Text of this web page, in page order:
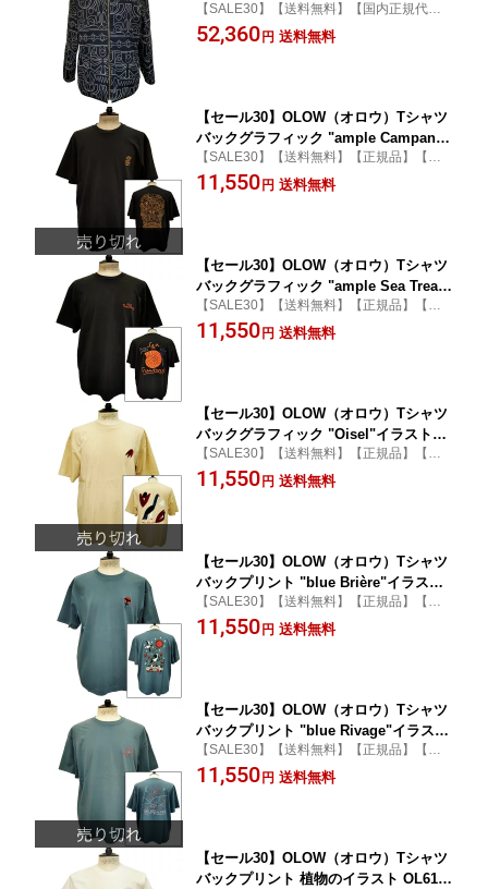
パリのブランド OL614001-81 ネイビー
オーガニックコットン ステッチ刺繍柄
【SALE30】【送料無料】【国内正規代理
店品】【カジュアル】【おしゃれ】
52,360 円 送料無料
【セール30】OLOW（オロウ）Tシャツ
バックグラフィック "ample Campan
a"イラストプリント OL522503 ブラッ
ク 黒 コットン100% ゆったりシルエッ
【SALE30】【送料無料】【正規品】【カ
ジュアル】【tシャツ】【オーガニック】
【男女兼用】
11,550 円 送料無料
【セール30】OLOW（オロウ）Tシャツ
バックグラフィック "ample Sea Treas
ure"イラストプリント OL522509 ブラ
ック 黒x赤茶 コットン100% ゆったりシ
【SALE30】【送料無料】【正規品】【カ
ジュアル】【tシャツ】【オーガニック】
【男女兼用】
11,550 円 送料無料
【セール30】OLOW（オロウ）Tシャツ
バックグラフィック "Oisel"イラスト刺
繍 OL522517 クリーム色 コットン100%
ゆったりシルエット Alizée Cayla アリ
【SALE30】【送料無料】【正規品】【カ
ジュアル】【tシャツ】【オーガニック】
【男女兼用】
11,550 円 送料無料
【セール30】OLOW（オロウ）Tシャツ
バックプリント "blue Brière"イラスト
OL522519 ブルー コットン100% ゆった
りシルエット Jasper Van Gestel ジャス
【SALE30】【送料無料】【正規品】【カ
ジュアル】【tシャツ】【オーガニック】
【男女兼用】
11,550 円 送料無料
【セール30】OLOW（オロウ）Tシャツ
バックプリント "blue Rivage"イラスト
刺繍 OL522528 ブルーxグリーン他 コッ
トン100% ゆったりシルエット Alizée C
【SALE30】【送料無料】【正規品】【カ
ジュアル】【tシャツ】【オーガニック】
【男女兼用】
11,550 円 送料無料
【セール30】OLOW（オロウ）Tシャツ
バックプリント 植物のイラスト OL6120